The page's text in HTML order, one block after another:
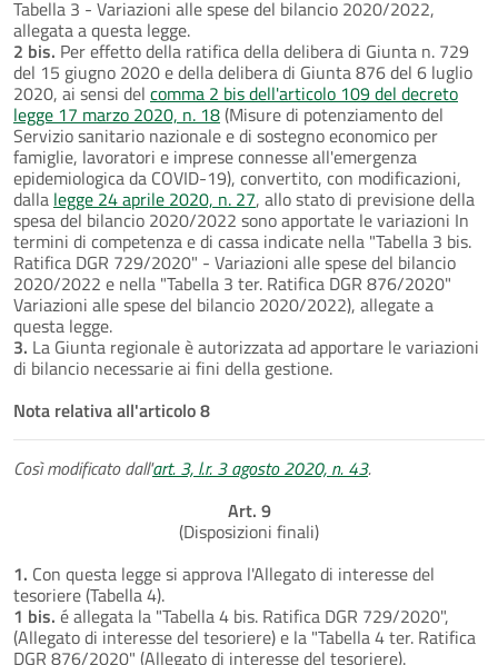
Tabella 3 - Variazioni alle spese del bilancio 2020/2022,
allegata a questa legge.
2 bis. Per effetto della ratifica della delibera di Giunta n. 729
del 15 giugno 2020 e della delibera di Giunta 876 del 6 luglio
2020, ai sensi del comma 2 bis dell'articolo 109 del decreto
legge 17 marzo 2020, n. 18(Misure di potenziamento del
Servizio sanitario nazionale e di sostegno economico per
famiglie, lavoratori e imprese connesse all'emergenza
epidemiologica da COVID-19), convertito, con modificazioni,
dalla legge 24 aprile 2020, n. 27, allo stato di previsione della
spesa del bilancio 2020/2022 sono apportate le variazioni In
termini di competenza e di cassa indicate nella "Tabella 3 bis.
Ratifica DGR 729/2020" - Variazioni alle spese del bilancio
2020/2022 e nella "Tabella 3 ter. Ratifica DGR 876/2020"
Variazioni alle spese del bilancio 2020/2022), allegate a
questa legge.
3. La Giunta regionale è autorizzata ad apportare le variazioni
di bilancio necessarie ai fini della gestione.
Nota relativa all'articolo 8
Così modificato dall'art. 3, l.r. 3 agosto 2020, n. 43.
Art. 9
(Disposizioni finali)
1. Con questa legge si approva l'Allegato di interesse del
tesoriere (Tabella 4).
1 bis. é allegata la "Tabella 4 bis. Ratifica DGR 729/2020",
(Allegato di interesse del tesoriere) e la "Tabella 4 ter. Ratifica
DGR 876/2020" (Allegato di interesse del tesoriere).